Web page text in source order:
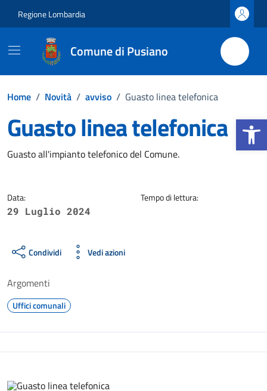
Regione Lombardia
Comune di Pusiano
Home / Novità / avviso / Guasto linea telefonica
Guasto linea telefonica
Dettagli della notizia
Guasto all'impianto telefonico del Comune.
Data:
29 Luglio 2024
Tempo di lettura:
Condividi Vedi azioni
Argomenti
Uffici comunali
Apri la